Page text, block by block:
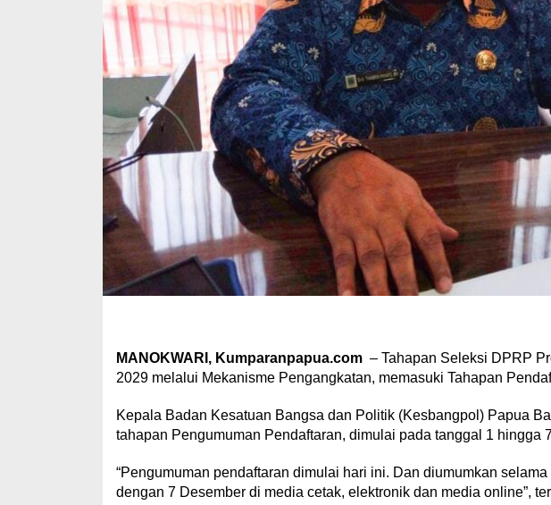
MANOKWARI, Kumparanpapua.com – Tahapan Seleksi DPRP
2029 melalui Mekanisme Pengangkatan, memasuki Tahapan
Kepala Badan Kesatuan Bangsa dan Politik (Kesbangpol) Papua
tahapan Pengumuman Pendaftaran, dimulai pada tanggal 1 hingga
“Pengumuman pendaftaran dimulai hari ini. Dan diumumkan
dengan 7 Desember di media cetak, elektronik dan media online”,